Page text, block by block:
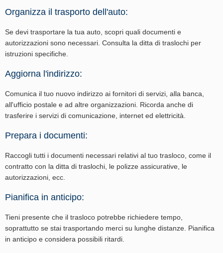
Organizza il trasporto dell'auto:
Se devi trasportare la tua auto, scopri quali documenti e
autorizzazioni sono necessari. Consulta la ditta di traslochi per
istruzioni specifiche.
Aggiorna l'indirizzo:
Comunica il tuo nuovo indirizzo ai fornitori di servizi, alla banca,
all'ufficio postale e ad altre organizzazioni. Ricorda anche di
trasferire i servizi di comunicazione, internet ed elettricità.
Prepara i documenti:
Raccogli tutti i documenti necessari relativi al tuo trasloco, come il
contratto con la ditta di traslochi, le polizze assicurative, le
autorizzazioni, ecc.
Pianifica in anticipo:
Tieni presente che il trasloco potrebbe richiedere tempo,
soprattutto se stai trasportando merci su lunghe distanze. Pianifica
in anticipo e considera possibili ritardi.